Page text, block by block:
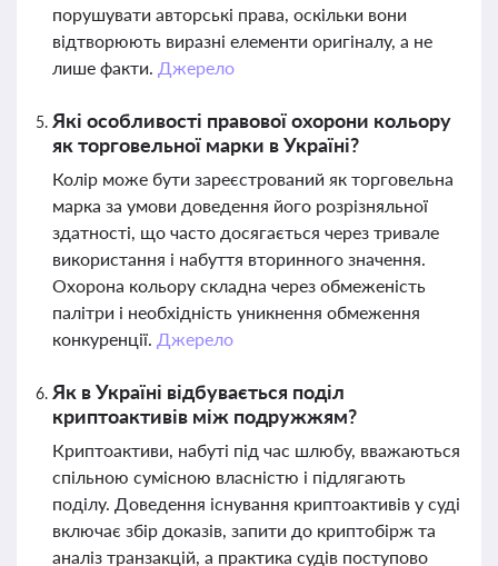
порушувати авторські права, оскільки вони
відтворюють виразні елементи оригіналу, а не
лише факти. Джерело
Які особливості правової охорони кольору
як торговельної марки в Україні?
Колір може бути зареєстрований як торговельна
марка за умови доведення його розрізняльної
здатності, що часто досягається через тривале
використання і набуття вторинного значення.
Охорона кольору складна через обмеженість
палітри і необхідність уникнення обмеження
конкуренції. Джерело
Як в Україні відбувається поділ
криптоактивів між подружжям?
Криптоактиви, набуті під час шлюбу, вважаються
спільною сумісною власністю і підлягають
поділу. Доведення існування криптоактивів у суді
включає збір доказів, запити до криптобірж та
аналіз транзакцій, а практика судів поступово